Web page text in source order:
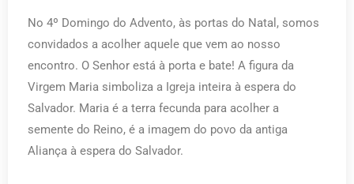
No 4º Domingo do Advento, às portas do Natal, somos
convidados a acolher aquele que vem ao nosso
encontro. O Senhor está à porta e bate! A figura da
Virgem Maria simboliza a Igreja inteira à espera do
Salvador. Maria é a terra fecunda para acolher a
semente do Reino, é a imagem do povo da antiga
Aliança à espera do Salvador.